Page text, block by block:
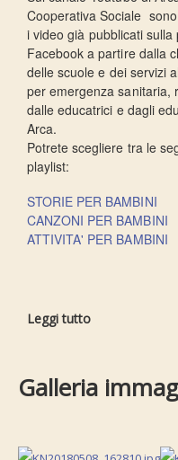
Cooperativa Sociale
i video già pubblicati sulla
Facebook a partire dalla
delle scuole e dei servizi
per emergenza sanitaria,
dalle educatrici e dagli
Arca.
Potrete scegliere tra le
playlist:
STORIE PER BAMBINI
CANZONI PER BAMBINI
ATTIVITA' PER BAMBINI
Leggi tutto
Galleria